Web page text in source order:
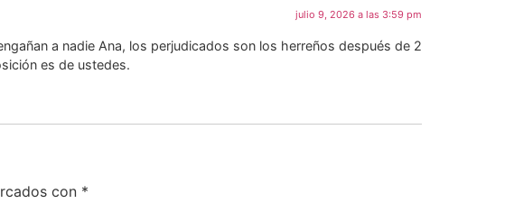
julio 9, 2026 a las 3:59 pm
a nadie Ana, los perjudicados son los herreños después de 2
es de ustedes.
con *